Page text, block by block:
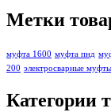
Метки
муфта 1600 муфта пнд
200 электросварные
Категории